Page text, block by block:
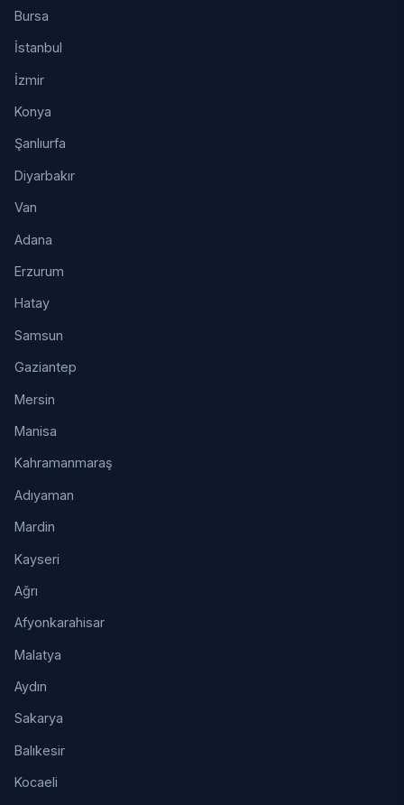
Bursa
İstanbul
İzmir
Konya
Şanlıurfa
Diyarbakır
Van
Adana
Erzurum
Hatay
Samsun
Gaziantep
Mersin
Manisa
Kahramanmaraş
Adıyaman
Mardin
Kayseri
Ağrı
Afyonkarahisar
Malatya
Aydın
Sakarya
Balıkesir
Kocaeli